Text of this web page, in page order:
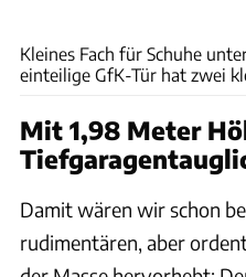
Kleines Fach für Schuhe
einteilige GfK-Tür hat zwei
Mit 1,98 Meter
Damit wären wir schon
rudimentären, aber